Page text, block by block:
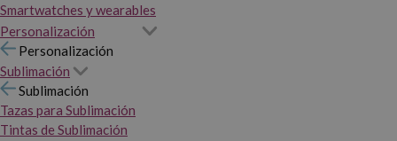
Smartwatches y wearables
Personalización
Personalización
Sublimación
Sublimación
Tazas para Sublimación
Tintas de Sublimación